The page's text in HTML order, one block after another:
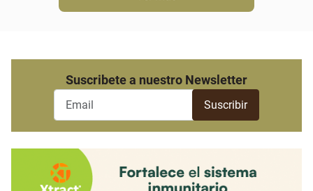
Suscribete a nuestro Newsletter